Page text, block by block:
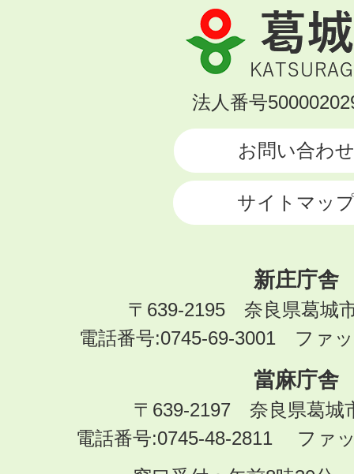
葛
城
市
KATSURAGI
法人番号
お問い合わせ
サイトマッ
新庄庁舎
〒639-2195 奈良県葛城
電話番号:0745-69-3001 ファ
當麻庁舎
〒639-2197 奈良県葛城
電話番号:0745-48-2811 ファ